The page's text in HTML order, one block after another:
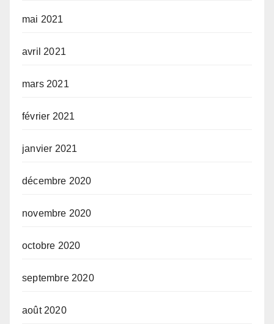
mai 2021
avril 2021
mars 2021
février 2021
janvier 2021
décembre 2020
novembre 2020
octobre 2020
septembre 2020
août 2020